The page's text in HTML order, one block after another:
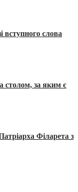
вступного слова
столом, за яким є
Філарета з